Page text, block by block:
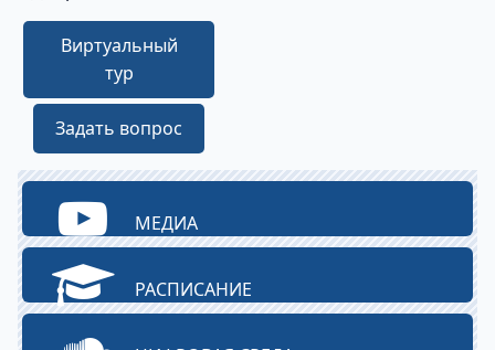
Виртуальный
тур
Задать вопрос
МЕДИА
РАСПИСАНИЕ